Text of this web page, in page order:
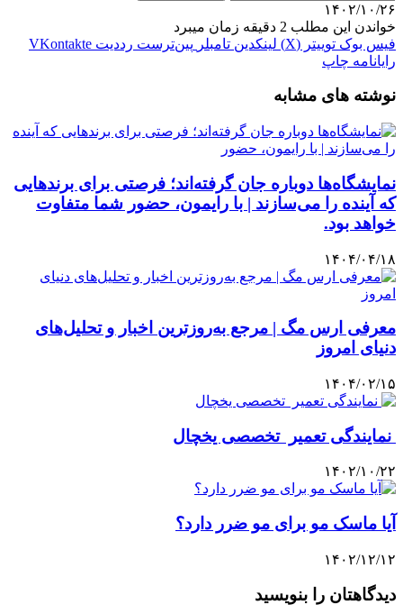
۱۴۰۲/۱۰/۲۶
خواندن این مطلب 2 دقیقه زمان میبرد
فیس بوک توییتر (X) لینکدین ‫تامبلر ‫پین‌ترست ‫رددیت ‫VKontakte
رایانامه چاپ
نوشته های مشابه
نمایشگاه‌ها دوباره جان گرفته‌اند؛ فرصتی برای برندهایی
که آینده را می‌سازند | با رایمون، حضور شما متفاوت
خواهد بود.
۱۴۰۴/۰۴/۱۸
معرفی ارس مگ | مرجع به‌روزترین اخبار و تحلیل‌های
دنیای امروز
۱۴۰۴/۰۲/۱۵
نمایندگی تعمیر تخصصی یخچال
۱۴۰۲/۱۰/۲۲
آیا ماسک مو برای مو ضرر دارد؟
۱۴۰۲/۱۲/۱۲
دیدگاهتان را بنویسید